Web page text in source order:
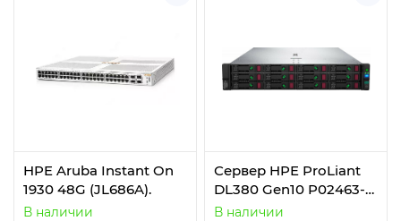
HPE Aruba Instant On
1930 48G (JL686A).
В наличии
Сервер HPE ProLiant
DL380 Gen10 P02463-
B21
В наличии